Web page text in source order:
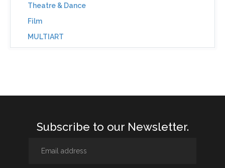
Theatre & Dance
Film
MULTIART
Subscribe to our Newsletter.